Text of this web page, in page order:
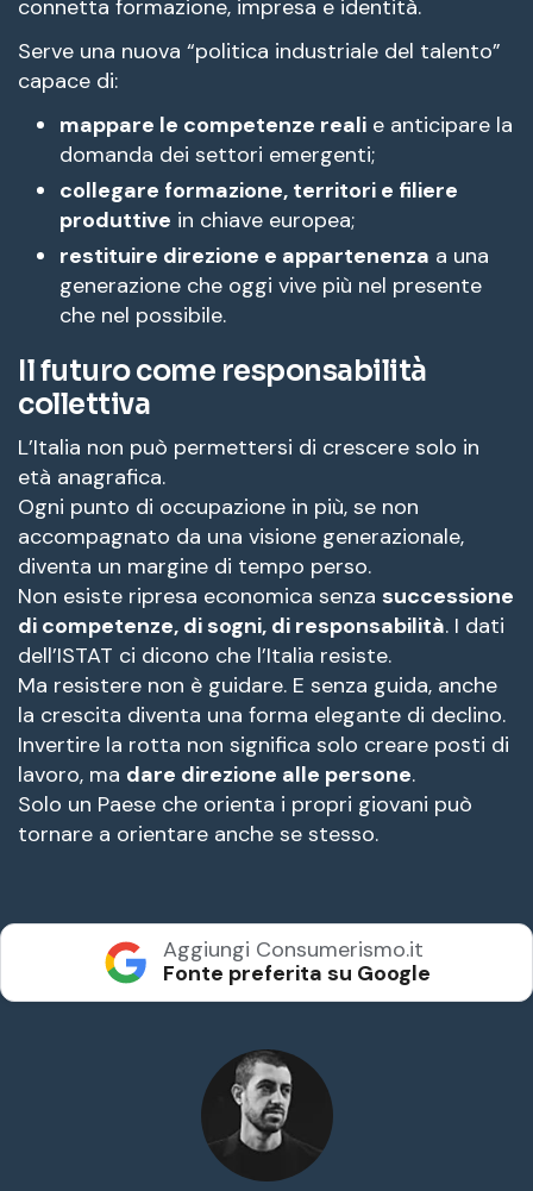
connetta formazione, impresa e identità.
Serve una nuova “politica industriale del talento”
capace di:
mappare le competenze reali e anticipare la
domanda dei settori emergenti;
collegare formazione, territori e filiere
produttive in chiave europea;
restituire direzione e appartenenza a una
generazione che oggi vive più nel presente
che nel possibile.
Il futuro come responsabilità
collettiva
L’Italia non può permettersi di crescere solo in
età anagrafica.
Ogni punto di occupazione in più, se non
accompagnato da una visione generazionale,
diventa un margine di tempo perso.
Non esiste ripresa economica senza successione
di competenze, di sogni, di responsabilità. I dati
dell’ISTAT ci dicono che l’Italia resiste.
Ma resistere non è guidare. E senza guida, anche
la crescita diventa una forma elegante di declino.
Invertire la rotta non significa solo creare posti di
lavoro, ma dare direzione alle persone.
Solo un Paese che orienta i propri giovani può
tornare a orientare anche se stesso.
Aggiungi Consumerismo.it
Fonte preferita su Google